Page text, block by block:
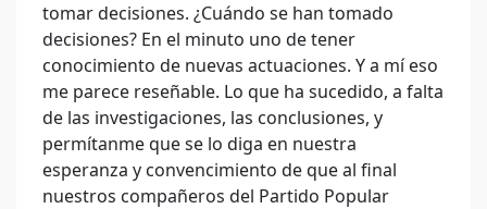
tomar decisiones. ¿Cuándo se han tomado
decisiones? En el minuto uno de tener
conocimiento de nuevas actuaciones. Y a mí eso
me parece reseñable. Lo que ha sucedido, a falta
de las investigaciones, las conclusiones, y
permítanme que se lo diga en nuestra
esperanza y convencimiento de que al final
nuestros compañeros del Partido Popular